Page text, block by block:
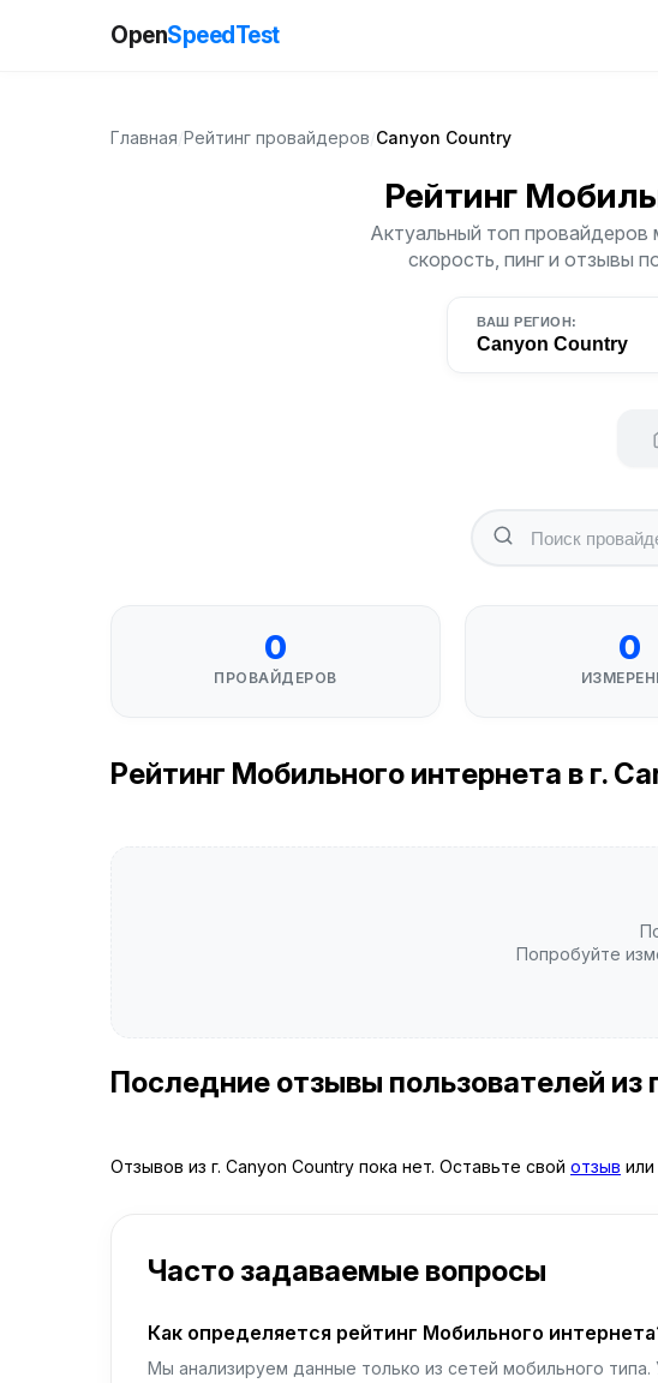
OpenSpeedTest
Главная Рейтинг провайдеров Canyon Country
Рейтинг
Актуальный топ провайдеров
скорость, пинг и отзывы
ВАШ РЕГИОН:
Canyon Country
0
ПРОВАЙДЕРОВ
0
Рейтинг Мобильного интернета в г.
Попробуйте
Последние отзывы пользователей из
Отзывов из г. Canyon Country пока нет. Оставьте свой отзыв
Часто задаваемые вопросы
Как определяется рейтинг Мобильного
Мы анализируем данные только из сетей мобильного типа.